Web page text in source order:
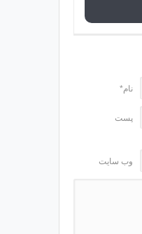
نام*
پست
وب سایت